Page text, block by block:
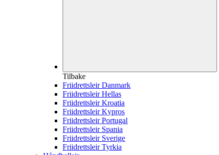
Tilbake
Friidrettsleir Danmark
Friidrettsleir Hellas
Friidrettsleir Kroatia
Friidrettsleir Kypros
Friidrettsleir Portugal
Friidrettsleir Spania
Friidrettsleir Sverige
Friidrettsleir Tyrkia